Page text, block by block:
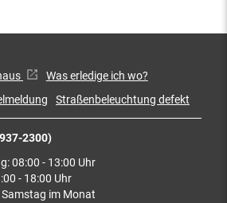
2300)
08:00 - 13:00 Uhr
- 18:00 Uhr
im Monat
Was erledige ich wo?
Straßenbeleuchtung defekt